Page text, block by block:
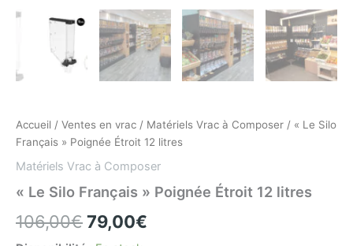
Accueil / Ventes en vrac / Matériels Vrac à Composer / « Le Silo
Français » Poignée Étroit 12 litres
Matériels Vrac à Composer
« Le Silo Français » Poignée Étroit 12 litres
106,00€79,00€